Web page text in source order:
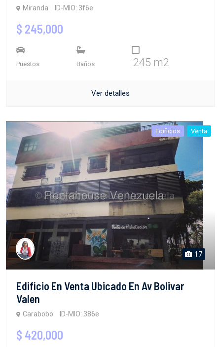
Miranda ID-MIO: 3f6e
$ 245,000
Puestos Baños 245 m2
Ver detalles
Edificios Venta
17
Edificio En Venta Ubicado En Av Bolivar
Valen
Carabobo ID-MIO: 386e
$ 420,000